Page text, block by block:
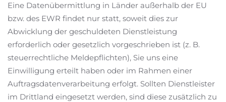
Eine Datenübermittlung in Länder außerhalb der EU
bzw. des EWR findet nur statt, soweit dies zur
Abwicklung der geschuldeten Dienstleistung
erforderlich oder gesetzlich vorgeschrieben ist (z. B.
steuerrechtliche Meldepflichten), Sie uns eine
Einwilligung erteilt haben oder im Rahmen einer
Auftragsdatenverarbeitung erfolgt. Sollten Dienstleister
im Drittland eingesetzt werden, sind diese zusätzlich zu